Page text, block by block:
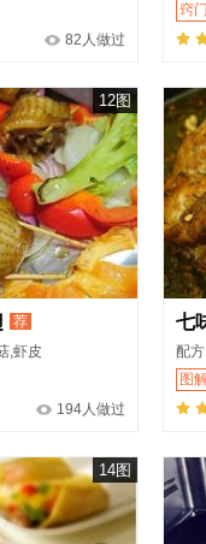
82人做过
窍门
12图
荐
,虾皮
194人做过
七
配
图
14图